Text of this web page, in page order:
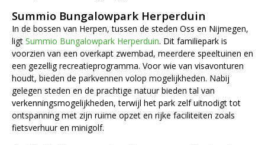
Summio Bungalowpark Herperduin
In de bossen van Herpen, tussen de steden Oss en Nijmegen,
ligt Summio Bungalowpark Herperduin. Dit familiepark is
voorzien van een overkapt zwembad, meerdere speeltuinen en
een gezellig recreatieprogramma. Voor wie van visavonturen
houdt, bieden de parkvennen volop mogelijkheden. Nabij
gelegen steden en de prachtige natuur bieden tal van
verkenningsmogelijkheden, terwijl het park zelf uitnodigt tot
ontspanning met zijn ruime opzet en rijke faciliteiten zoals
fietsverhuur en minigolf.